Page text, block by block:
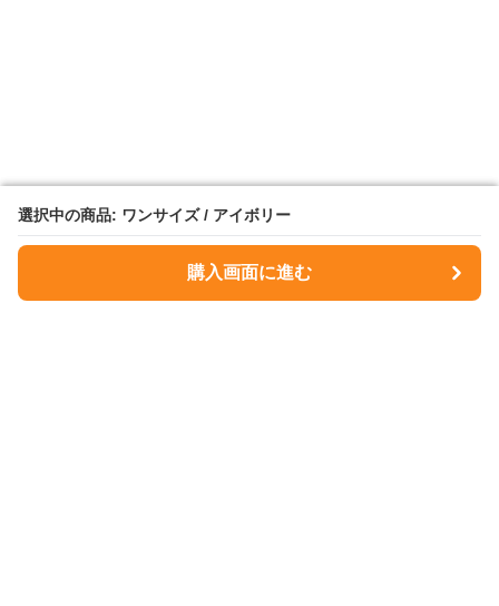
選択中の商品: ワンサイズ / アイボリー
購入画面に進む
選択中の商品: ワンサイズ / アイボリー
購入画面に進む